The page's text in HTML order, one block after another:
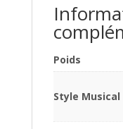
Poids
Style Musical